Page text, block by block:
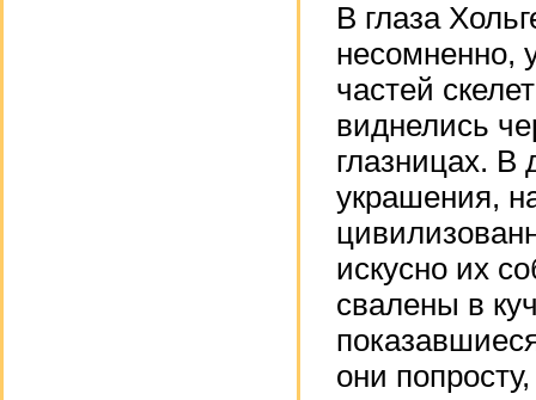
В глаза
несомненно,
частей
виднелись
глазницах. В
украшения,
искусно их
свалены в
они